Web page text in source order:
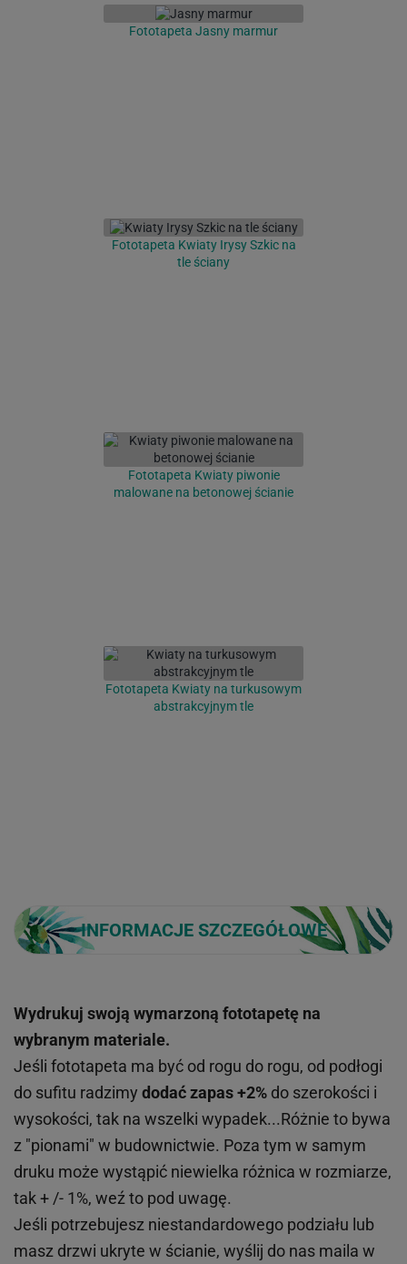
Fototapeta Jasny marmur
Fototapeta Kwiaty Irysy Szkic na
tle ściany
Fototapeta Kwiaty piwonie
malowane na betonowej ścianie
Fototapeta Kwiaty na turkusowym
abstrakcyjnym tle
INFORMACJE SZCZEGÓŁOWE
Wydrukuj swoją wymarzoną fototapetę na
wybranym materiale.
Jeśli fototapeta ma być od rogu do rogu, od podłogi
do sufitu radzimy dodać zapas +2% do szerokości i
wysokości, tak na wszelki wypadek...Różnie to bywa
z "pionami" w budownictwie. Poza tym w samym
druku może wystąpić niewielka różnica w rozmiarze,
tak + /- 1%, weź to pod uwagę.
Jeśli potrzebujesz niestandardowego podziału lub
masz drzwi ukryte w ścianie, wyślij do nas maila w